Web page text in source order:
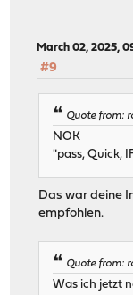
March 02, 2025,
#9
Quote from:
NOK
"pass, Quick,
Das war deine
empfohlen.
Quote from:
Was ich jetzt